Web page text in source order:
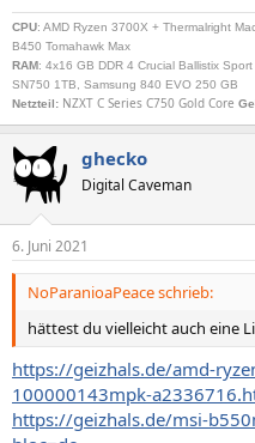
CPU: AMD Ryzen 3700X + Thermalright
B450 Tomahawk Max
RAM: 4x16 GB DDR 4 Crucial Ballistix
SN750 1TB, Samsung 840 EVO 250 GB
Netzteil: NZXT C Series C750 Gold Core
ghecko
Digital Caveman
6. Juni 2021
NoParanioaPeace schrieb:
hättest du vielleicht auch eine
https://geizhals.de/amd-
100000143mpk-
https://geizhals.de/msi-